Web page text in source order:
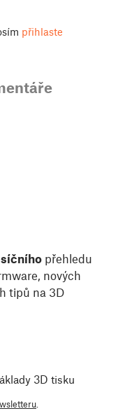
přihlaste
přehledu
nových
tipů na 3D
3D tisku